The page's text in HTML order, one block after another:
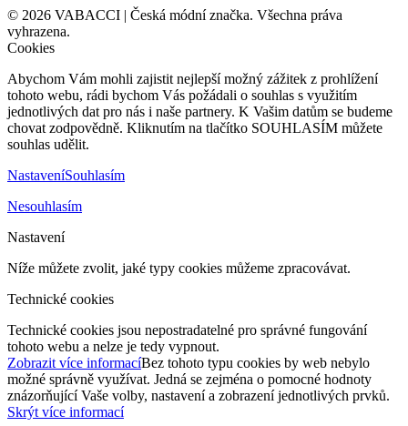
© 2026 VABACCI | Česká módní značka. Všechna práva
vyhrazena.
Cookies
Abychom Vám mohli zajistit nejlepší možný zážitek z prohlížení
tohoto webu, rádi bychom Vás požádali o souhlas s využitím
jednotlivých dat pro nás i naše partnery. K Vašim datům se budeme
chovat zodpovědně. Kliknutím na tlačítko SOUHLASÍM můžete
souhlas udělit.
NastaveníSouhlasím
Nesouhlasím
Nastavení
Níže můžete zvolit, jaké typy cookies můžeme zpracovávat.
Technické cookies
Technické cookies jsou nepostradatelné pro správné fungování
tohoto webu a nelze je tedy vypnout.
Zobrazit více informacíBez tohoto typu cookies by web nebylo
možné správně využívat. Jedná se zejména o pomocné hodnoty
znázorňující Vaše volby, nastavení a zobrazení jednotlivých prvků.
Skrýt více informací